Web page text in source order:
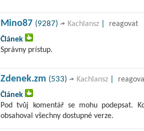
Mino87 (9287) Kachlansz
reagovat
Článek
Správny prístup.
Zdenek.zm (533) Kachlansz
Článek
Pod tvůj komentář se mohu podepsat.
obsahoval všechny dostupné verze.